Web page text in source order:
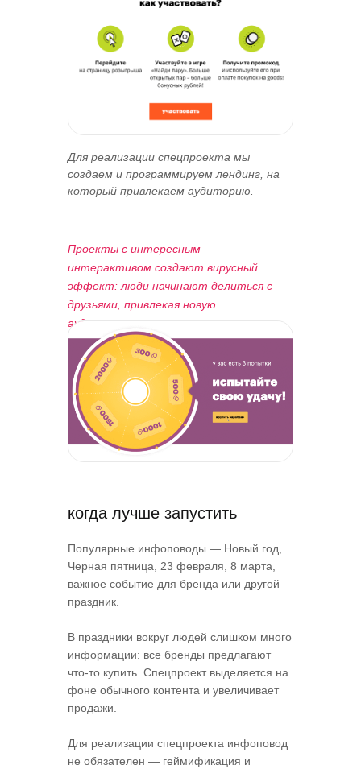
Для реализации спецпроекта мы
создаем и программируем лендинг, на
который привлекаем аудиторию.
Проекты с интересным
интерактивом создают вирусный
эффект: люди начинают делиться с
друзьями, привлекая новую
аудиторию.
когда лучше запустить
Популярные инфоповоды — Новый год,
Черная пятница, 23 февраля, 8 марта,
важное событие для бренда или другой
праздник.
В праздники вокруг людей слишком много
информации: все бренды предлагают
что-то купить. Спецпроект выделяется на
фоне обычного контента и увеличивает
продажи.
Для реализации спецпроекта инфоповод
не обязателен — геймификация и